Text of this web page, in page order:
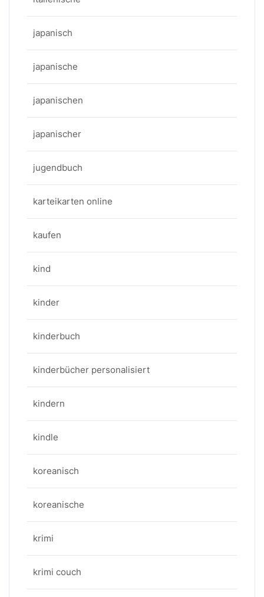
japanisch
japanische
japanischen
japanischer
jugendbuch
karteikarten online
kaufen
kind
kinder
kinderbuch
kinderbücher personalisiert
kindern
kindle
koreanisch
koreanische
krimi
krimi couch